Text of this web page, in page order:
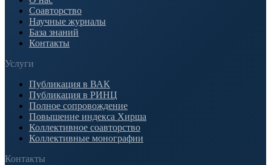
Соавторство
Научные журналы
База знаний
Контакты
Услуги
Публикация в ВАК
Публикация в РИНЦ
Полное сопровождение
Повышение индекса Хирша
Коллективное соавторство
Коллективные монографии
Контакты